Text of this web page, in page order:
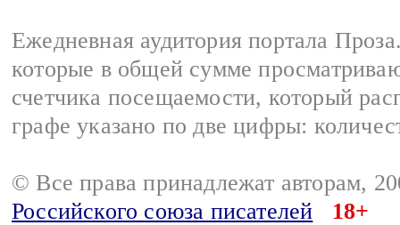
Ежедневная аудитория портала
которые в общей сумме
счетчика посещаемости, который
графе указано по две цифры:
© Все права принадлежат авторам,
Российского союза писателей
18+